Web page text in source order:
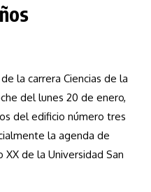
la carrera Ciencias de la
del lunes 20 de enero,
del edificio número tres
la agenda de
de la Universidad San